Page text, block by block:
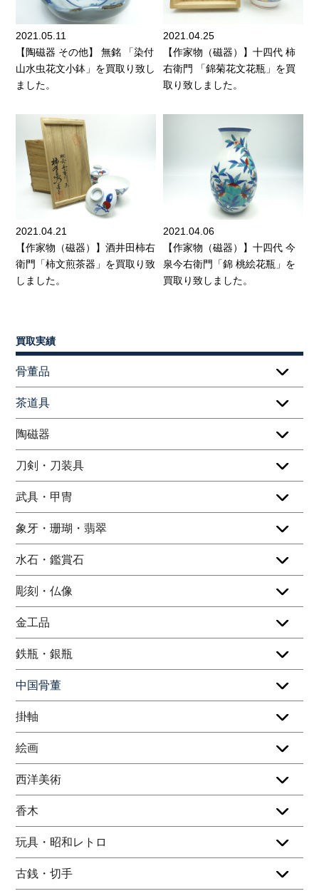
2021.05.11
【陶磁器 その他】 無銘 「染付
山水虫花文小鉢」を買取り致し
ました。
2021.04.25
【作家物（磁器）】十四代 柿
右衛門 「錦菊花文花瓶」を買
取り致しました。
2021.04.21
【作家物（磁器）】酒井田柿右
衛門「柿文煎茶器」を買取り致
しました。
2021.04.06
【作家物（磁器）】十四代 今
泉今右衛門「錦 桃絵花瓶」を
買取り致しました。
買取実績
骨董品
茶道具
陶磁器
刀剣・刀装具
武具・甲冑
象牙・珊瑚・翡翠
水石・鑑賞石
彫刻・仏像
金工品
鉄瓶・銀瓶
中国骨董
掛軸
絵画
西洋美術
香木
玩具・昭和レトロ
古銭・切手